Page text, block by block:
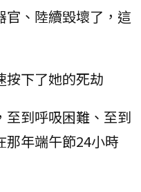
官、陸續毀壞了，這
按下了她的死劫
至到呼吸困難、至到
那年端午節24小時